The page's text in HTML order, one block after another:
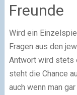
Freunde
Wird ein
Fragen aus den
Antwort wird stets
steht die Chance
auch wenn man